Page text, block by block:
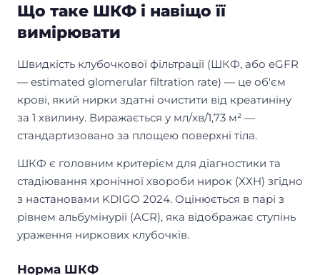
Що таке ШКФ і навіщо її
вимірювати
Швидкість клубочкової фільтрації (ШКФ, або eGFR
— estimated glomerular filtration rate) — це об'єм
крові, який нирки здатні очистити від креатиніну
за 1 хвилину. Виражається у мл/хв/1,73 м² —
стандартизовано за площею поверхні тіла.
ШКФ є головним критерієм для діагностики та
стадіювання хронічної хвороби нирок (ХХН) згідно
з настановами KDIGO 2024. Оцінюється в парі з
рівнем альбумінурії (ACR), яка відображає ступінь
ураження ниркових клубочків.
Норма ШКФ